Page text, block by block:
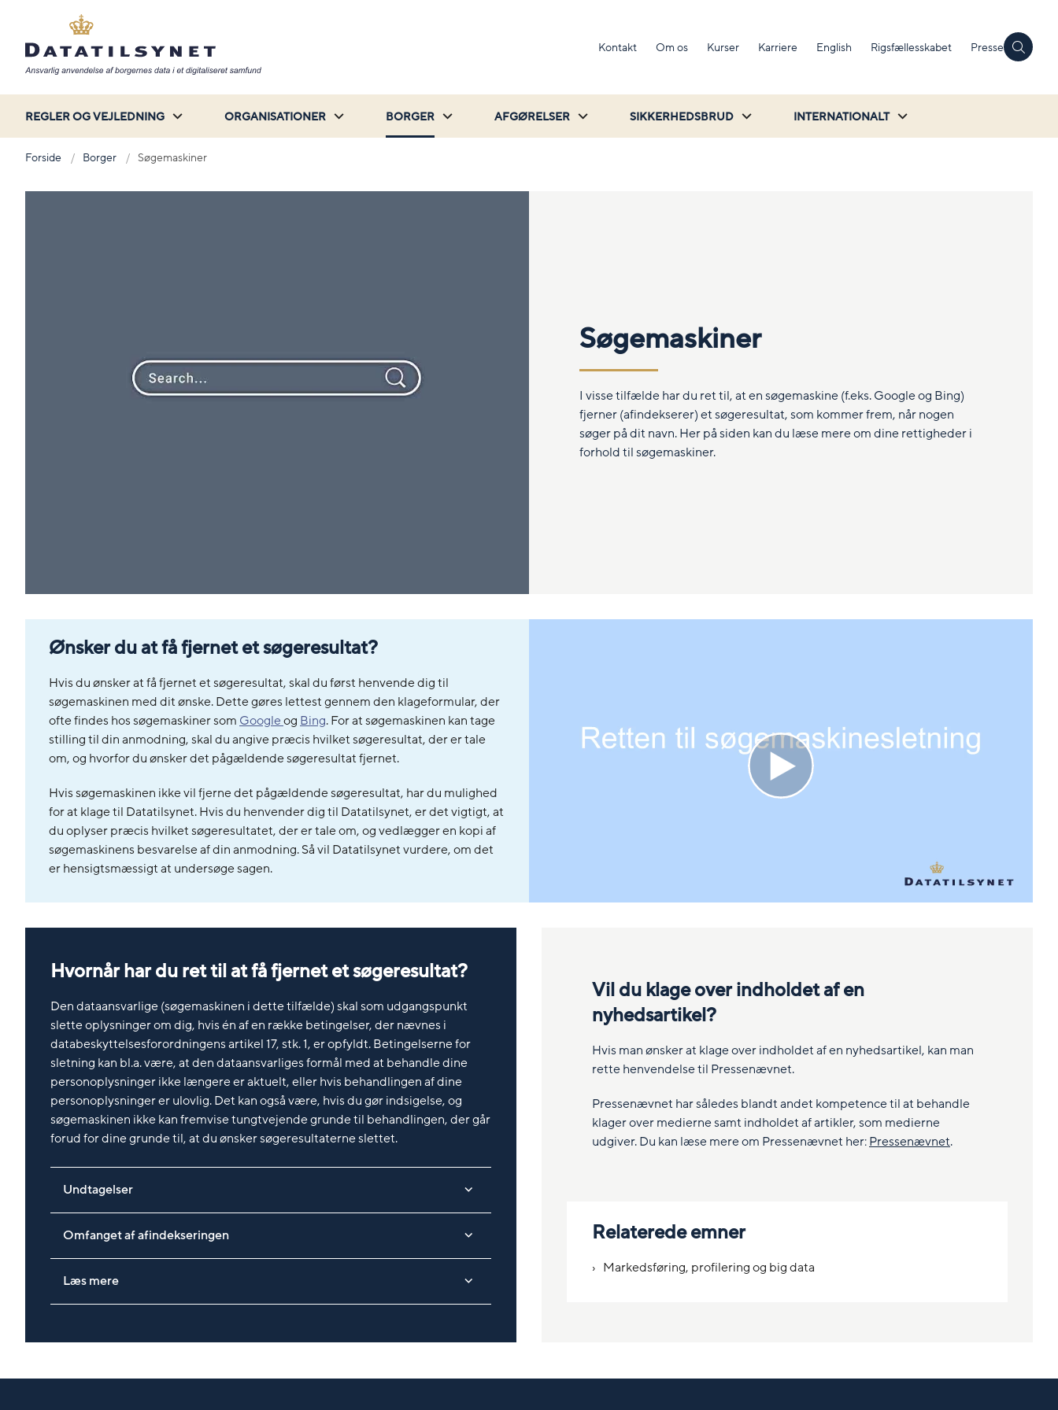
Kontakt Om os Kurser Karriere English Rigsfællesskabet Presse
REGLER OG VEJLEDNING ORGANISATIONER BORGER AFGØRELSER SIKKERHEDSBRUD INTERNATIONALT
Forside Borger Søgemaskiner
Søgemaskiner
I visse tilfælde har du ret til, at en søgemaskine (f.eks. Google og Bing)
fjerner (afindekserer) et søgeresultat, som kommer frem, når nogen
søger på dit navn. Her på siden kan du læse mere om dine rettigheder i
forhold til søgemaskiner.
Ønsker du at få fjernet et søgeresultat?
Hvis du ønsker at få fjernet et søgeresultat, skal du først henvende dig til
søgemaskinen med dit ønske. Dette gøres lettest gennem den klageformular, der
ofte findes hos søgemaskiner som Googleog Bing. For at søgemaskinen kan tage
stilling til din anmodning, skal du angive præcis hvilket søgeresultat, der er tale
om, og hvorfor du ønsker det pågældende søgeresultat fjernet.
Hvis søgemaskinen ikke vil fjerne det pågældende søgeresultat, har du mulighed
for at klage til Datatilsynet. Hvis du henvender dig til Datatilsynet, er det vigtigt, at
du oplyser præcis hvilket søgeresultatet, der er tale om, og vedlægger en kopi af
søgemaskinens besvarelse af din anmodning. Så vil Datatilsynet vurdere, om det
er hensigtsmæssigt at undersøge sagen.
Hvornår har du ret til at få fjernet et søgeresultat?
Den dataansvarlige (søgemaskinen i dette tilfælde) skal som udgangspunkt
slette oplysninger om dig, hvis én af en række betingelser, der nævnes i
databeskyttelsesforordningens artikel 17, stk. 1, er opfyldt. Betingelserne for
sletning kan bl.a. være, at den dataansvarliges formål med at behandle dine
personoplysninger ikke længere er aktuelt, eller hvis behandlingen af dine
personoplysninger er ulovlig. Det kan også være, hvis du gør indsigelse, og
søgemaskinen ikke kan fremvise tungtvejende grunde til behandlingen, der går
forud for dine grunde til, at du ønsker søgeresultaterne slettet.
Undtagelser
Omfanget af afindekseringen
Læs mere
Vil du klage over indholdet af en
nyhedsartikel?
Hvis man ønsker at klage over indholdet af en nyhedsartikel, kan man
rette henvendelse til Pressenævnet.
Pressenævnet har således blandt andet kompetence til at behandle
klager over medierne samt indholdet af artikler, som medierne
udgiver. Du kan læse mere om Pressenævnet her:Pressenævnet.
Relaterede emner
Markedsføring, profilering og big data